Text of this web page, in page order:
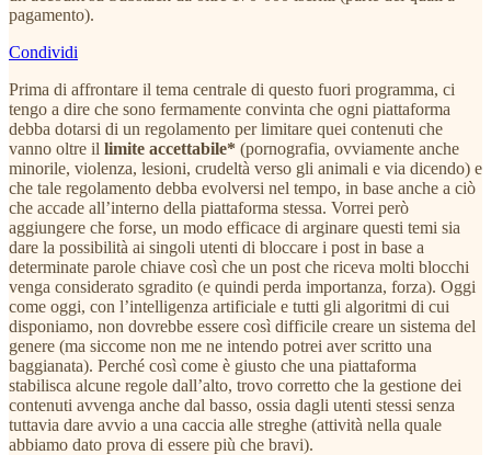
pagamento).
Condividi
Prima di affrontare il tema centrale di questo fuori programma, ci
tengo a dire che sono fermamente convinta che ogni piattaforma
debba dotarsi di un regolamento per limitare quei contenuti che
vanno oltre il limite accettabile* (pornografia, ovviamente anche
minorile, violenza, lesioni, crudeltà verso gli animali e via dicendo) e
che tale regolamento debba evolversi nel tempo, in base anche a ciò
che accade all’interno della piattaforma stessa. Vorrei però
aggiungere che forse, un modo efficace di arginare questi temi sia
dare la possibilità ai singoli utenti di bloccare i post in base a
determinate parole chiave così che un post che riceva molti blocchi
venga considerato sgradito (e quindi perda importanza, forza). Oggi
come oggi, con l’intelligenza artificiale e tutti gli algoritmi di cui
disponiamo, non dovrebbe essere così difficile creare un sistema del
genere (ma siccome non me ne intendo potrei aver scritto una
baggianata). Perché così come è giusto che una piattaforma
stabilisca alcune regole dall’alto, trovo corretto che la gestione dei
contenuti avvenga anche dal basso, ossia dagli utenti stessi senza
tuttavia dare avvio a una caccia alle streghe (attività nella quale
abbiamo dato prova di essere più che bravi).